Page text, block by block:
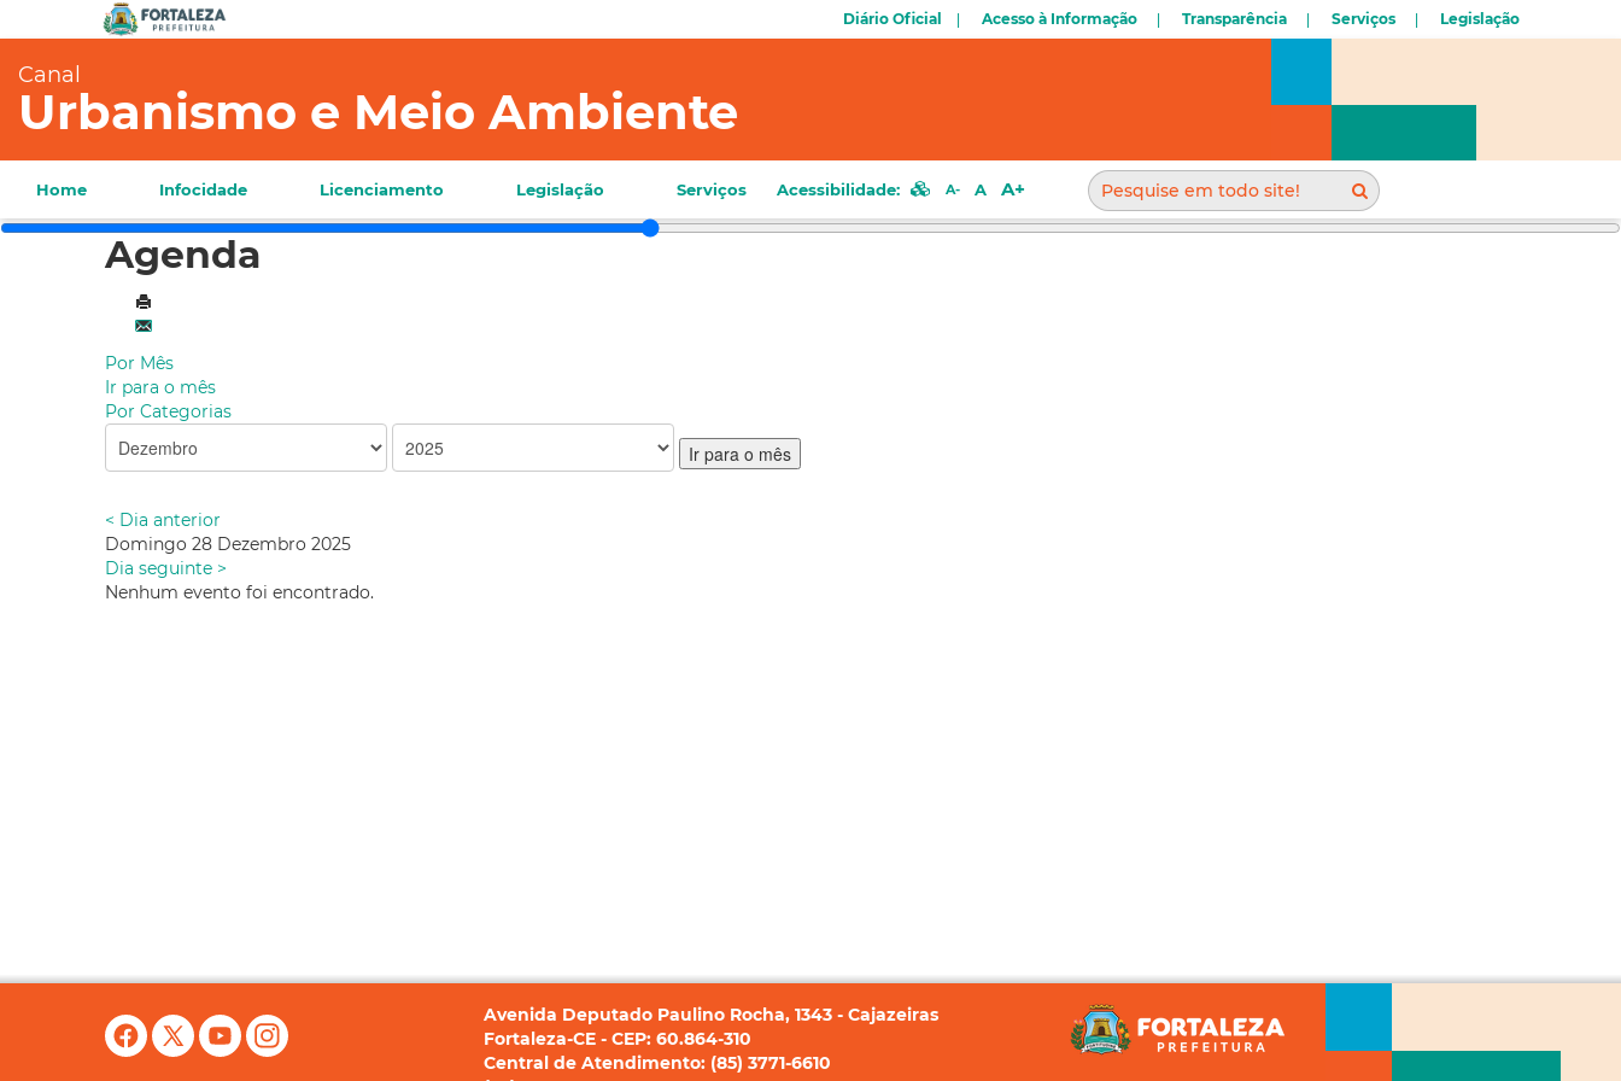
Diário Oficial Acesso à Informação Transparência Serviços Legislação
Canal
Urbanismo e Meio Ambiente
Home Infocidade Licenciamento Legislação Serviços Acessibilidade: A- A A+
Agenda
Por Mês
Ir para o mês
Por Categorias
Ir para o mês
< Dia anterior
Domingo 28 Dezembro 2025
Dia seguinte >
Nenhum evento foi encontrado.
Avenida Deputado Paulino Rocha, 1343 - Cajazeiras
Fortaleza-CE - CEP: 60.864-310
Central de Atendimento: (85) 3771-6610